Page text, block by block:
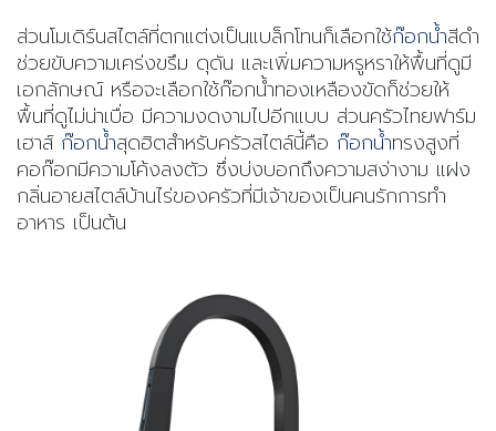
ส่วนโมเดิร์นสไตล์ที่ตกแต่งเป็นแบล็กโทนก็เลือกใช้ก๊อกน้ำสีดำ
ช่วยขับความเคร่งขรึม ดุดัน และเพิ่มความหรูหราให้พื้นที่ดูมี
เอกลักษณ์ หรือจะเลือกใช้ก๊อกน้ำทองเหลืองขัดก็ช่วยให้
พื้นที่ดูไม่น่าเบื่อ มีความงดงามไปอีกแบบ ส่วนครัวไทยฟาร์ม
เฮาส์ ก๊อกน้ำสุดฮิตสำหรับครัวสไตล์นี้คือ ก๊อกน้ำทรงสูงที่
คอก๊อกมีความโค้งลงตัว ซึ่งบ่งบอกถึงความสง่างาม แฝง
กลิ่นอายสไตล์บ้านไร่ของครัวที่มีเจ้าของเป็นคนรักการทำ
อาหาร เป็นต้น